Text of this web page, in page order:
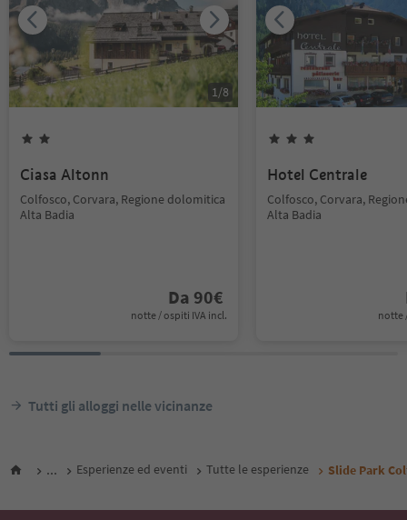
1/8
Ciasa Altonn
Colfosco, Corvara, Regione dolomitica
Alta Badia
Da 90€
notte / ospiti IVA incl.
Hotel Centrale
Colfosco, Corvara,
Alta Badia
notte
Tutti gli alloggi nelle vicinanze
... Esperienze ed eventi Tutte le esperienze Slide Park